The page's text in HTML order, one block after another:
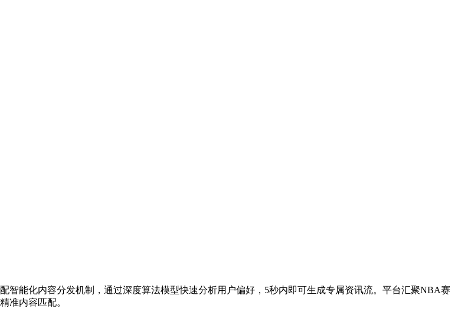
智能化内容分发机制，通过深度算法模型快速分析用户偏好，5秒内即可生成专属资讯流。平台汇聚NBA赛
准内容匹配。